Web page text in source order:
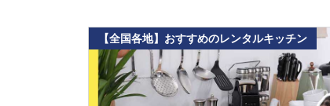
【全国各地】おすすめのレンタルキッチン